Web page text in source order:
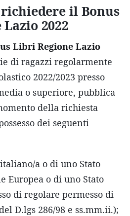
il Bonus
2022
Libri Regione Lazio
di ragazzi regolarmente
2022/2023 presso
o superiore, pubblica
della richiesta
dei seguenti
a o di uno Stato
Europea o di uno Stato
di regolare permesso di
D.lgs 286/98 e ss.mm.ii.);